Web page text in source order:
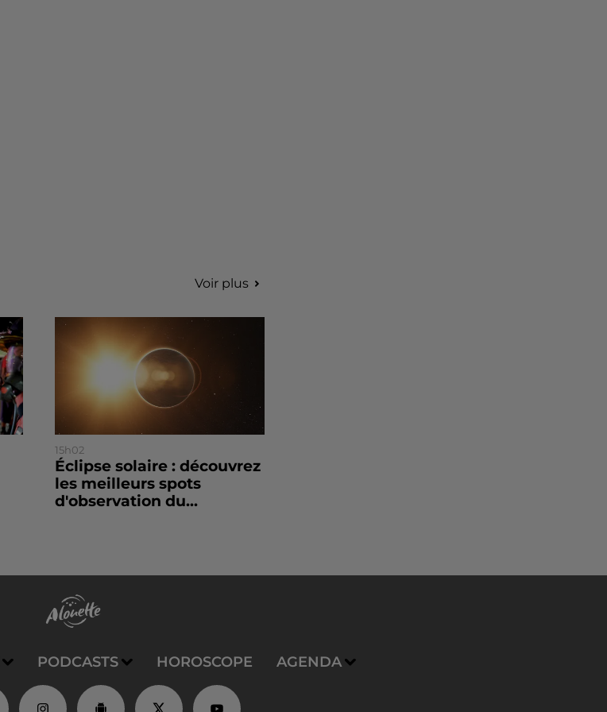
Voir plus
15h02
Éclipse solaire : découvrez
les meilleurs spots
d'observation du...
PODCASTS HOROSCOPE AGENDA